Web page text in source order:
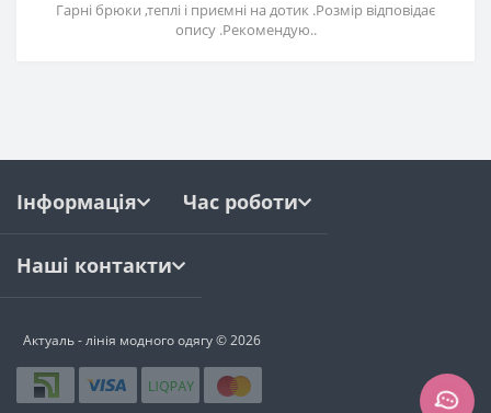
Гарні брюки ,теплі і приємні на дотик .Розмір відповідає
опису .Рекомендую..
Інформація Час роботи
Наші контакти
Актуаль - лінія модного одягу © 2026